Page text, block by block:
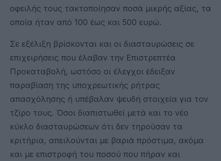
οφειλής τους τακτοποίησαν ποσά μικρής αξίας, τα
οποία ήταν από 100 έως και 500 ευρώ.
Σε εξέλιξη βρίσκονται και οι διασταυρώσεις σε
επιχειρήσεις που έλαβαν την Επιστρεπτέα
Προκαταβολή, ωστόσο οι έλεγχοι έδειξαν
παραβίαση της υποχρεωτικής ρήτρας
απασχόλησης ή υπέβαλαν ψευδή στοιχεία για τον
τζίρο τους. Όσοι διαπιστωθεί μετά και το νέο
κύκλο διασταυρώσεων ότι δεν τηρούσαν τα
κριτήρια, απειλούνται με βαριά πρόστιμα, ακόμα
και με επιστροφή του ποσού που πήραν και